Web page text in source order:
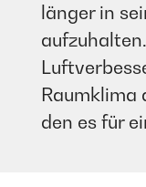
länger in
Raumklima
den es für